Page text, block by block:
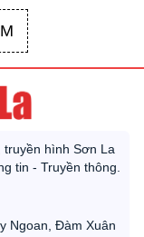
hình Sơn La
tin - Truyền thông.
Ngoan, Đàm Xuân